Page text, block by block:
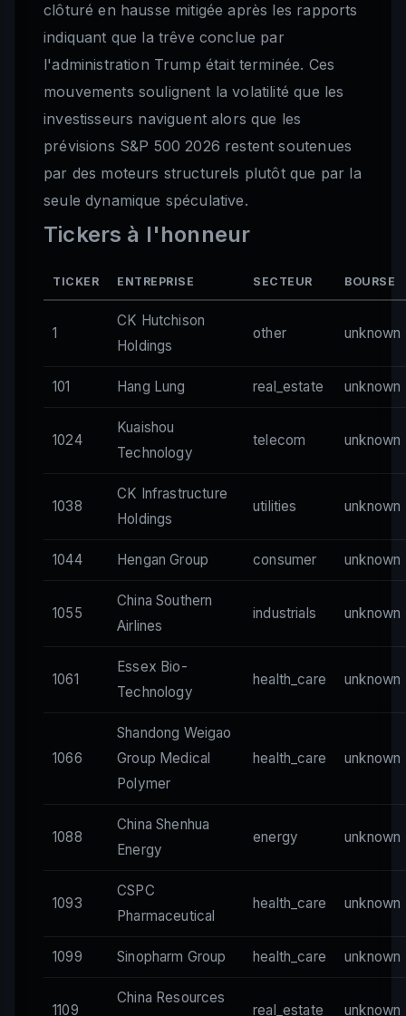
clôturé en hausse mitigée après les rapports
indiquant que la trêve conclue par
l'administration Trump était terminée. Ces
mouvements soulignent la volatilité que les
investisseurs naviguent alors que les
prévisions S&P 500 2026 restent soutenues
par des moteurs structurels plutôt que par la
seule dynamique spéculative.
Tickers à l'honneur
TICKER ENTREPRISE SECTEUR BOURSE
1
CK Hutchison
Holdings
other unknown
101 Hang Lung real_estate unknown
1024
Kuaishou
Technology
telecom unknown
1038
CK Infrastructure
Holdings
utilities unknown
1044 Hengan Group consumer unknown
1055
China Southern
Airlines
industrials unknown
1061
Essex Bio-
Technology
health_care unknown
1066
Shandong Weigao
Group Medical
Polymer
health_care unknown
1088
China Shenhua
Energy
energy unknown
1093
CSPC
Pharmaceutical
health_care unknown
1099 Sinopharm Group health_care unknown
1109
China Resources
real_estate unknown